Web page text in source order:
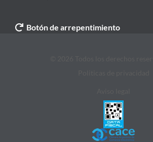
Botón de arrepentimiento